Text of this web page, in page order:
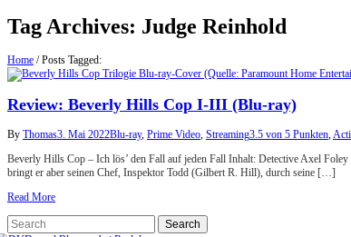
Tag Archives: Judge Reinhold
Home /Posts Tagged:
Review: Beverly Hills Cop I-III (Blu-ray)
By Thomas3. Mai 2022Blu-ray, Prime Video, Streaming3.5 von 5 Punkten,
Beverly Hills Cop – Ich lös’ den Fall auf jeden Fall Inhalt: Detective Axel
bringt er aber seinen Chef, Inspektor Todd (Gilbert R. Hill), durch seine […]
Read More